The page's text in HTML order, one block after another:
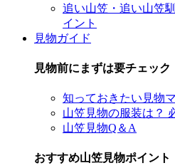
追い山笠・追い山笠
イント
見物ガイド
見物前にまずは要チェック
知っておきたい見物
山笠見物の服装は？
山笠見物Q＆A
おすすめ山笠見物ポイント